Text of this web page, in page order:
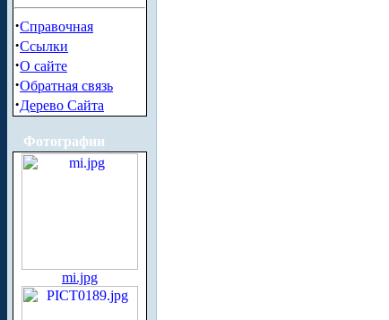
·Справочная
·Ссылки
·О сайте
·Обратная связь
·Дерево Сайта
Фотографии
mi.jpg